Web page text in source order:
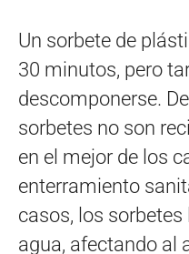
Un sorbete de
30 minutos, pero
descomponerse.
sorbetes no son
en el mejor de los
enterramiento
casos, los
agua, afectando al